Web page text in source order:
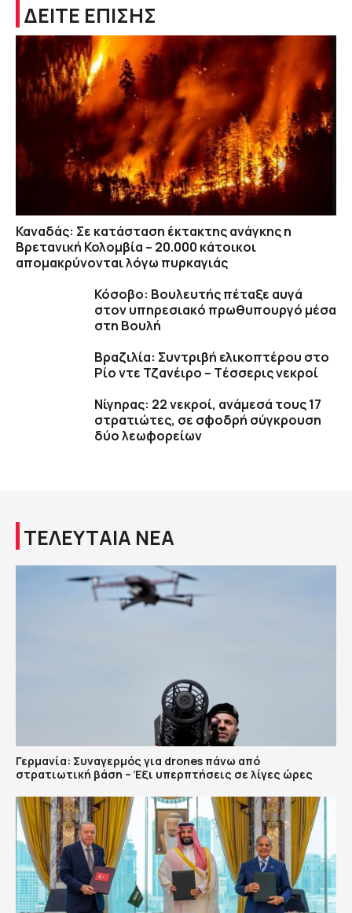
ΔΕΙΤΕ ΕΠΙΣΗΣ
Καναδάς: Σε κατάσταση έκτακτης ανάγκης η
Βρετανική Κολομβία – 20.000 κάτοικοι
απομακρύνονται λόγω πυρκαγιάς
Κόσοβο: Βουλευτής πέταξε αυγά
στον υπηρεσιακό πρωθυπουργό μέσα
στη Βουλή
Βραζιλία: Συντριβή ελικοπτέρου στο
Ρίο ντε Τζανέιρο – Tέσσερις νεκροί
Νίγηρας: 22 νεκροί, ανάμεσά τους 17
στρατιώτες, σε σφοδρή σύγκρουση
δύο λεωφορείων
ΤΕΛΕΥΤΑΙΑ ΝΕΑ
Γερμανία: Συναγερμός για drones πάνω από
στρατιωτική βάση – Έξι υπερπτήσεις σε λίγες ώρες